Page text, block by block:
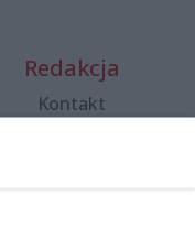
Redakcja
Kontakt